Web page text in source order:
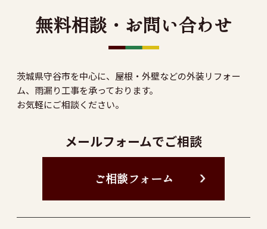
無料相談・お問い合わせ
茨城県守谷市を中心に、屋根・外壁などの外装リフォー
ム、雨漏り工事を承っております。
お気軽にご相談ください。
メールフォームでご相談
ご相談フォーム